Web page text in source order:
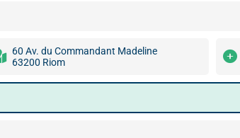
60 Av. du Commandant Madeline
63200 Riom